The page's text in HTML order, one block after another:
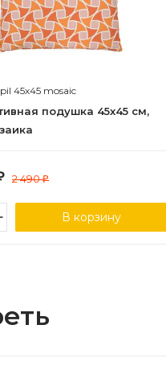
pil 45х45 mosaic
подушка 45х45 см,
2 490₽
В корзину